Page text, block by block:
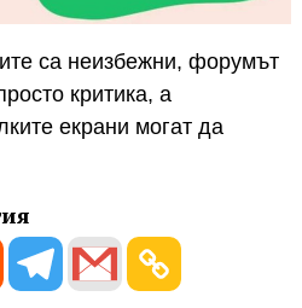
са неизбежни, форумът
критика, а
екрани могат да